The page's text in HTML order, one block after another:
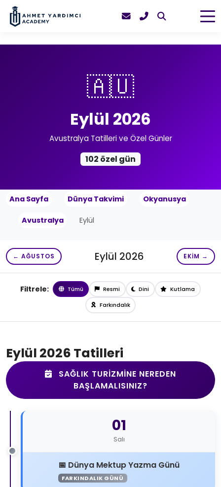
🇦🇺
Eylül 2026
Avustralya Tatilleri ve Özel Günler
102 özel gün
Ana Sayfa Dünya Takvimi Okyanusya
Avustralya Eylül
← AĞUSTOS Eylül 2026 EKIM →
Filtrele: Tümü Resmi Dini Kutlama
Farkındalık
Eylül 2026 Tatilleri
SAĞLIK TURIZMINE NEREDEN
BAŞLAMALISINIZ?
01
Salı
Dünya Mektup Yazma Günü
FARKINDALIK GÜNÜ